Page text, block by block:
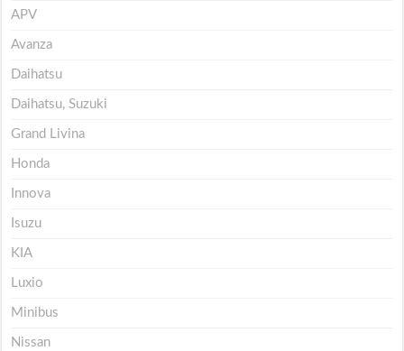
APV
Avanza
Daihatsu
Daihatsu, Suzuki
Grand Livina
Honda
Innova
Isuzu
KIA
Luxio
Minibus
Nissan